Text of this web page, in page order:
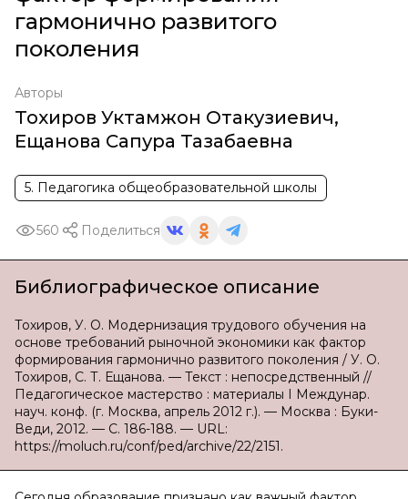
гармонично развитого
поколения
Авторы
Тохиров Уктамжон Отакузиевич,
Ещанова Сапура Тазабаевна
5. Педагогика общеобразовательной школы
560 Поделиться
Библиографическое описание
Тохиров, У. О. Модернизация трудового обучения на
основе требований рыночной экономики как фактор
формирования гармонично развитого поколения / У. О.
Тохиров, С. Т. Ещанова. — Текст : непосредственный //
Педагогическое мастерство : материалы I Междунар.
науч. конф. (г. Москва, апрель 2012 г.). — Москва : Буки-
Веди, 2012. — С. 186-188. — URL:
https://moluch.ru/conf/ped/archive/22/2151.